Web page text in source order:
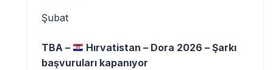
Şubat
TBA –
Hırvatistan – Dora 2026 – Şarkı
başvuruları kapanıyor